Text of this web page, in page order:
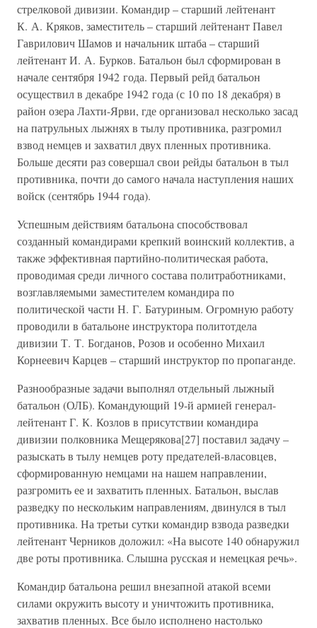
стрелковой дивизии. Командир – старший лейтенант
К. А. Кряков, заместитель – старший лейтенант Павел
Гаврилович Шамов и начальник штаба – старший
лейтенант И. А. Бурков. Батальон был сформирован в
начале сентября 1942 года. Первый рейд батальон
осуществил в декабре 1942 года (с 10 по 18 декабря) в
район озера Лахти-Ярви, где организовал несколько засад
на патрульных лыжнях в тылу противника, разгромил
взвод немцев и захватил двух пленных противника.
Больше десяти раз совершал свои рейды батальон в тыл
противника, почти до самого начала наступления наших
войск (сентябрь 1944 года).
Успешным действиям батальона способствовал
созданный командирами крепкий воинский коллектив, а
также эффективная партийно-политическая работа,
проводимая среди личного состава политработниками,
возглавляемыми заместителем командира по
политической части Н. Г. Батуриным. Огромную работу
проводили в батальоне инструктора политотдела
дивизии Т. Т. Богданов, Розов и особенно Михаил
Корнеевич Карцев – старший инструктор по пропаганде.
Разнообразные задачи выполнял отдельный лыжный
батальон (ОЛБ). Командующий 19-й армией генерал-
лейтенант Г. К. Козлов в присутствии командира
дивизии полковника Мещерякова[27] поставил задачу –
разыскать в тылу немцев роту предателей-власовцев,
сформированную немцами на нашем направлении,
разгромить ее и захватить пленных. Батальон, выслав
разведку по нескольким направлениям, двинулся в тыл
противника. На третьи сутки командир взвода разведки
лейтенант Черников доложил: «На высоте 140 обнаружил
две роты противника. Слышна русская и немецкая речь».
Командир батальона решил внезапной атакой всеми
силами окружить высоту и уничтожить противника,
захватив пленных. Все было исполнено настолько